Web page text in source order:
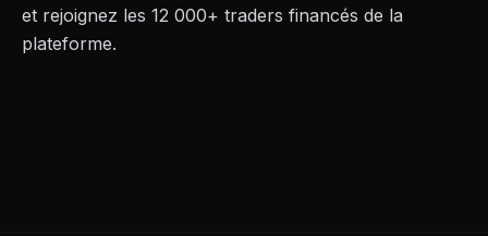
et rejoignez les 12 000+ traders financés de la
plateforme.